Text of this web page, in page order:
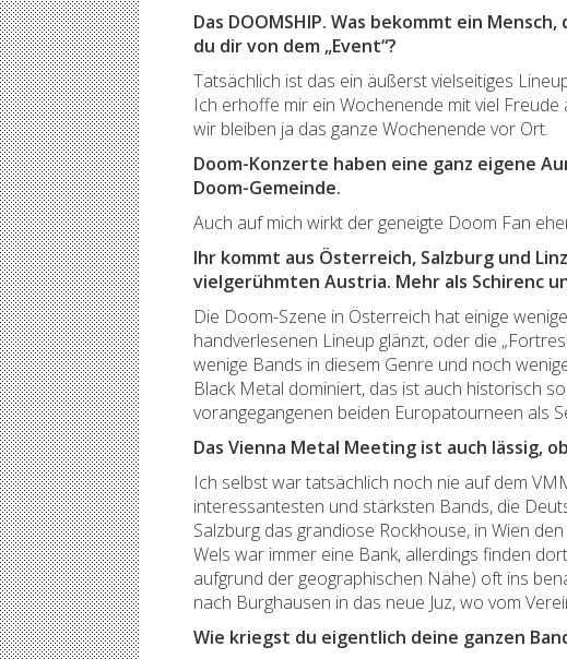
Das DOOMSHIP. Was bekommt ein
du dir von dem „Event“?
Tatsächlich ist das ein äußerst vielseitiges
Ich erhoffe mir ein Wochenende mit viel
wir bleiben ja das ganze Wochenende vor Ort.
Doom-Konzerte haben eine ganz eigene
Doom-Gemeinde.
Auch auf mich wirkt der geneigte Doom Fan
Ihr kommt aus Österreich, Salzburg und
vielgerühmten Austria. Mehr als Schirenc
Die Doom-Szene in Österreich hat einige
handverlesenen Lineup glänzt, oder die
wenige Bands in diesem Genre und noch
Black Metal dominiert, das ist auch historisch
vorangegangenen beiden Europatourneen als
Das Vienna Metal Meeting ist auch lässig,
Ich selbst war tatsächlich noch nie auf dem
interessantesten und stärksten Bands, die
Salzburg das grandiose Rockhouse, in Wien
Wels war immer eine Bank, allerdings finden
aufgrund der geographischen Nähe) oft ins
nach Burghausen in das neue Juz, wo vom
Wie kriegst du eigentlich deine ganzen